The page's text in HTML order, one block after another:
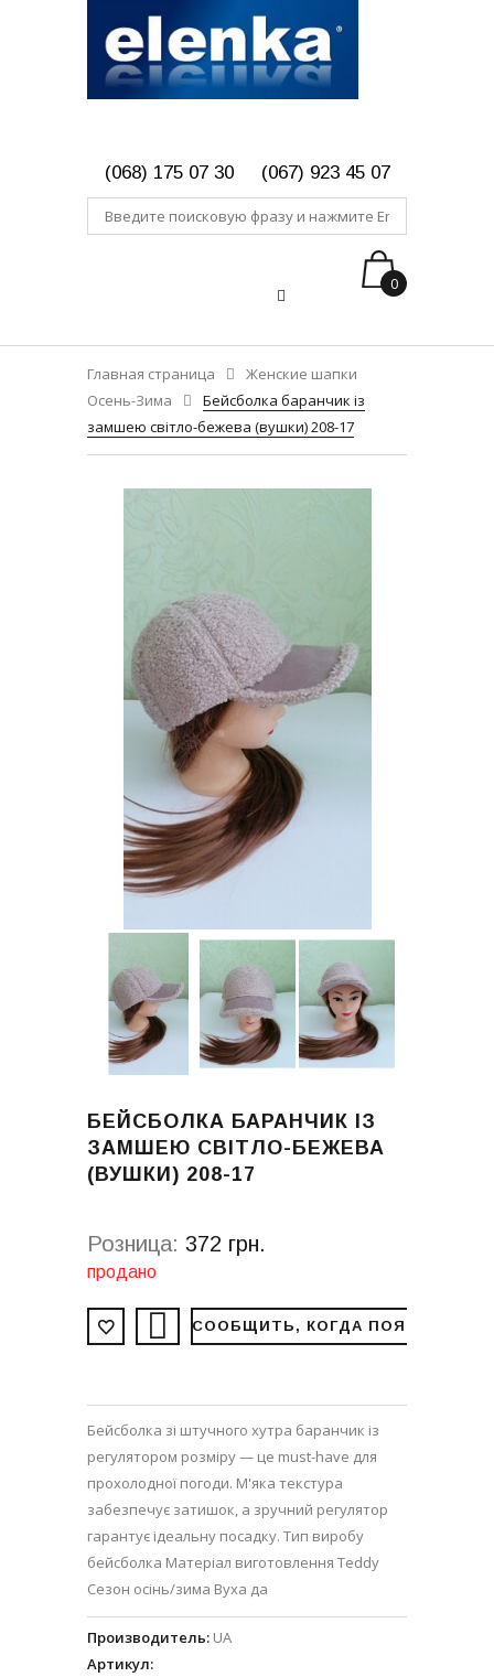
(068) 175 07 30 (067) 923 45 07
0
Главная страница
Женские шапки
Осень-Зима
Бейсболка баранчик із
замшею світло-бежева (вушки) 208-17
БЕЙСБОЛКА БАРАНЧИК ІЗ
ЗАМШЕЮ СВІТЛО-БЕЖЕВА
(ВУШКИ) 208-17
Розница: 372 грн.
продано
СООБЩИТЬ, КОГДА ПОЯВИТСЯ
Бейсболка зі штучного хутра баранчик із
регулятором розміру — це must-have для
прохолодної погоди. М'яка текстура
забезпечує затишок, а зручний регулятор
гарантує ідеальну посадку. Тип виробу
бейсболка Матеріал виготовлення Teddy
Сезон осінь/зима Вуха да
Производитель: UA
Артикул: